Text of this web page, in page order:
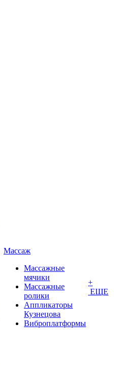
Массаж
Массажные
мячики
Массажные
ролики
Аппликаторы
Кузнецова
Виброплатформы
+
ЕЩЕ